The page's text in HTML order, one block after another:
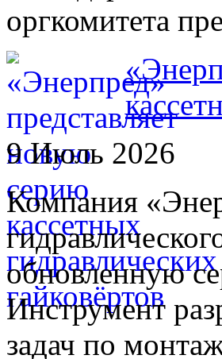
оргкомитета
9 Июль 2026
Компания
обновленную
Инструмент
задач по